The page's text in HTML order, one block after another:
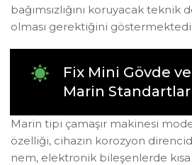
bağımsızlığını koruyacak teknik
olması gerektiğini
Fix Mini Gövde
Marin
Marin tipi çamaşır makinesi
özelliği, cihazın korozyon
nem, elektronik bileşenlerde